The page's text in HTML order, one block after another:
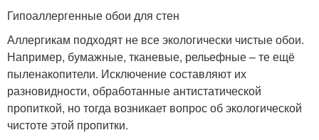
Гипоаллергенные обои для стен
Аллергикам подходят не все экологически чистые обои.
Например, бумажные, тканевые, рельефные – те ещё
пыленакопители. Исключение составляют их
разновидности, обработанные антистатической
пропиткой, но тогда возникает вопрос об экологической
чистоте этой пропитки.